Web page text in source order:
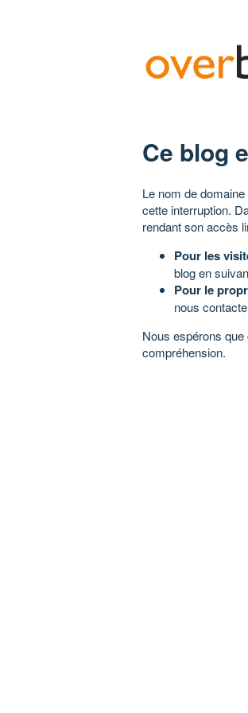
Ce blog
Le nom de
cette interruption.
rendant son accès
Pour les
blog en
Pour le
nous
Nous espérons
compréhension.